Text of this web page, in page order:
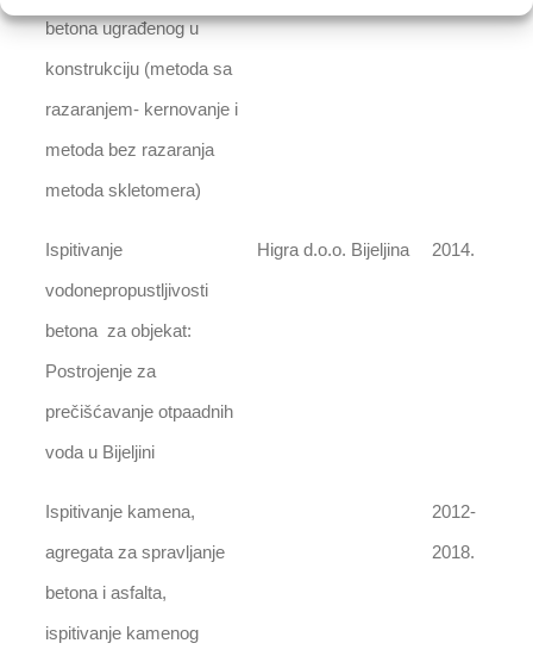
betona ugrađenog u
konstrukciju (metoda sa
razaranjem- kernovanje i
metoda bez razaranja
metoda skletomera)
Ispitivanje
vodonepropustljivosti
betona za objekat:
Postrojenje za
prečišćavanje otpaadnih
voda u Bijeljini
Higra d.o.o. Bijeljina 2014.
Ispitivanje kamena,
agregata za spravljanje
betona i asfalta,
ispitivanje kamenog
2012-
2018.